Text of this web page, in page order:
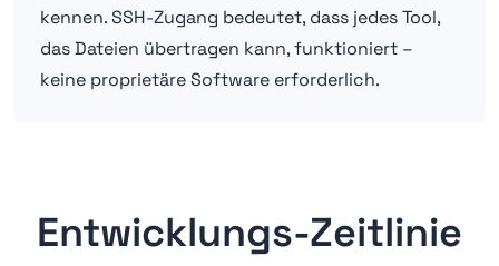
kennen. SSH-Zugang bedeutet, dass jedes Tool,
das Dateien übertragen kann, funktioniert –
keine proprietäre Software erforderlich.
Entwicklungs-Zeitlinie